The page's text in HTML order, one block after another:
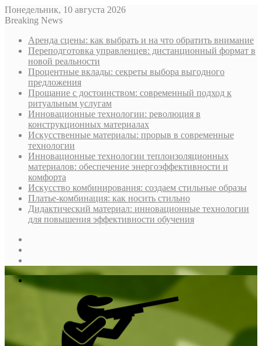
Понедельник, 10 августа 2026
Breaking News
Аренда сцены: как выбрать и на что обратить внимание
Переподготовка управленцев: дистанционный формат в
новой реальности
Процентные вклады: секреты выбора выгодного
предложения
Прощание с достоинством: современный подход к
ритуальным услугам
Инновационные технологии: революция в
конструкционных материалах
Искусственные материалы: прорыв в современные
технологии
Инновационные технологии теплоизоляционных
материалов: обеспечение энергоэффективности и
комфорта
Искусство комбинирования: создаем стильные образы
Платье-комбинация: как носить стильно
Дидактический материал: инновационные технологии
для повышения эффективности обучения